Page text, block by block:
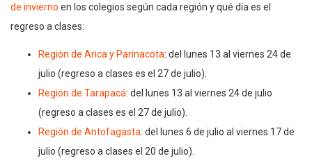
de invierno en los colegios según cada región y qué día es el
regreso a clases:
Región de Arica y Parinacota: del lunes 13 al viernes 24 de
julio (regreso a clases es el 27 de julio).
Región de Tarapacá: del lunes 13 al viernes 24 de julio
(regreso a clases es el 27 de julio).
Región de Antofagasta: del lunes 6 de julio al viernes 17 de
julio (regreso a clases el 20 de julio).